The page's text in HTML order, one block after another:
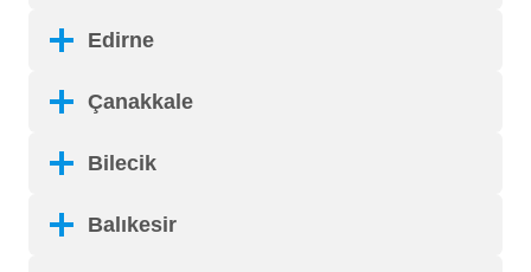
Edirne
Çanakkale
Bilecik
Balıkesir